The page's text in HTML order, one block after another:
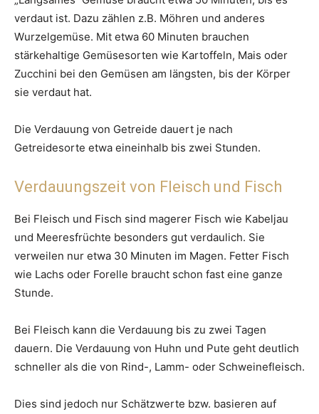
verdaut ist. Dazu zählen z.B. Möhren und anderes
Wurzelgemüse. Mit etwa 60 Minuten brauchen
stärkehaltige Gemüsesorten wie Kartoffeln, Mais oder
Zucchini bei den Gemüsen am längsten, bis der Körper
sie verdaut hat.
Die Verdauung von Getreide dauert je nach
Getreidesorte etwa eineinhalb bis zwei Stunden.
Verdauungszeit von Fleisch und Fisch
Bei Fleisch und Fisch sind magerer Fisch wie Kabeljau
und Meeresfrüchte besonders gut verdaulich. Sie
verweilen nur etwa 30 Minuten im Magen. Fetter Fisch
wie Lachs oder Forelle braucht schon fast eine ganze
Stunde.
Bei Fleisch kann die Verdauung bis zu zwei Tagen
dauern. Die Verdauung von Huhn und Pute geht deutlich
schneller als die von Rind-, Lamm- oder Schweinefleisch.
Dies sind jedoch nur Schätzwerte bzw. basieren auf